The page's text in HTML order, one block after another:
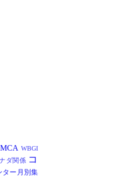
WBGI
ダ関係 コ
ター月別集